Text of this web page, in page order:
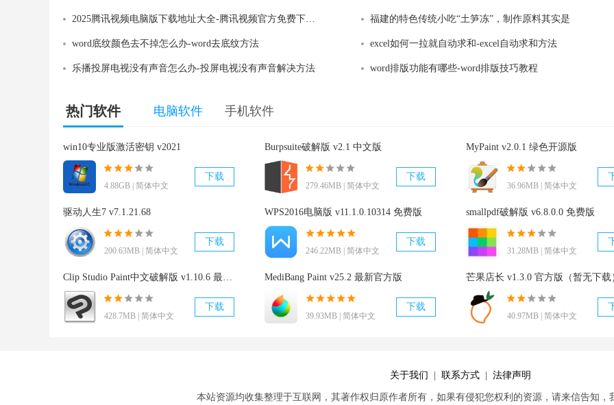
2025腾讯视频电脑版下载地址大全-腾讯视频官方免费下载大全 福建的特色传统小吃“土笋冻”，制作原料其实是
word底纹颜色去不掉怎么办-word去底纹方法 excel如何一拉就自动求和-excel自动求和方法
乐播投屏电视没有声音怎么办-投屏电视没有声音解决方法 word排版功能有哪些-word排版技巧教程
热门软件 电脑软件 手机软件
win10专业版激活密钥 v2021
4.88GB | 简体中文
下载
Burpsuite破解版 v2.1 中文版
279.46MB | 简体中文
下载
MyPaint v2.0.1 绿色开源版
36.96MB | 简体中文
驱动人生7 v7.1.21.68
200.63MB | 简体中文
下载
WPS2016电脑版 v11.1.0.10314 免费版
246.22MB | 简体中文
下载
smallpdf破解版 v6.8.0.0 免费版
31.28MB | 简体中文
Clip Studio Paint中文破解版 v1.10.6 最新免费版
428.7MB | 简体中文
下载
MediBang Paint v25.2 最新官方版
39.93MB | 简体中文
下载
芒果店长 v1.3.0 官方版（暂无下载
40.97MB | 简体中文
关于我们 联系方式 法律声明
本站资源均收集整理于互联网，其著作权归原作者所有，如果有侵犯您权利的资源，请来信告知，